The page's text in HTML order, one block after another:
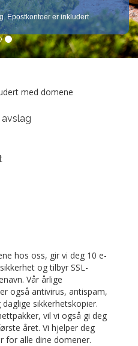
Epostkontoer er inkludert
med domene
hos oss, gir vi deg 10 e-
og tilbyr SSL-
Vår årlige
også antivirus, antispam,
sikkerhetskopier.
vil vi også gi deg
året. Vi hjelper deg
for alle dine domener.